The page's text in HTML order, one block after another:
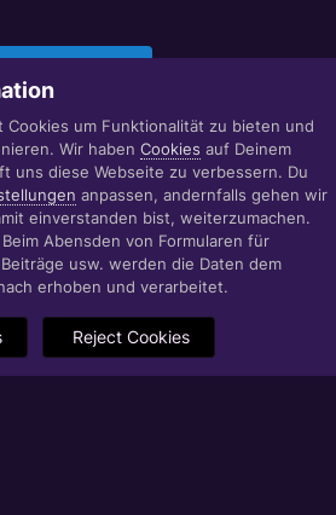
Impressum
IT|WEB|VIDEO|CONSULTING
www.raebiger.pro
by Invision Community
Cookies um Funktionalität zu bieten und
Wir haben Cookies auf Deinem
uns diese Webseite zu verbessern. Du
anpassen, andernfalls gehen wir
einverstanden bist, weiterzumachen.
Beim Abensden von Formularen für
usw. werden die Daten dem
erhoben und verarbeitet.
Reject Cookies